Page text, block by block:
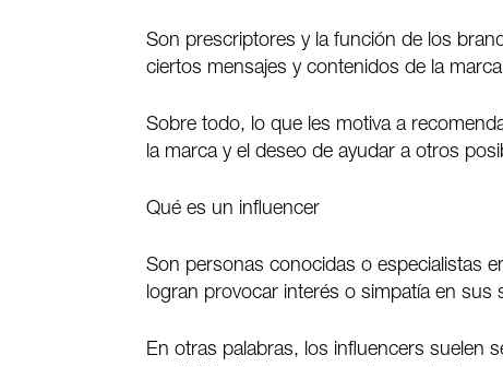
Son prescriptores y la función de los
ciertos mensajes y contenidos de la
Sobre todo, lo que les motiva a
la marca y el deseo de ayudar a otros
Qué es un influencer
Son personas conocidas o especialistas
logran provocar interés o simpatía en sus
En otras palabras, los influencers suelen